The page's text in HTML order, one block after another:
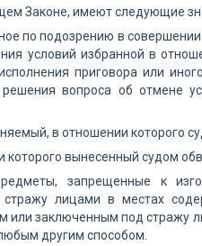
Законе, имеют следующие
по подозрению в
условий избранной в
приговора или
вопроса об отмене
в отношении которого
вынесенный судом
запрещенные к
лицами в местах
или заключенным под стражу
другим способом.